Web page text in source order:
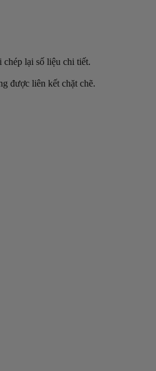
lại số liệu chi tiết.
được liên kết chặt chẽ.